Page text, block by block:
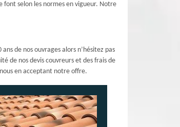
font selon les normes en vigueur. Notre
de nos ouvrages alors n’hésitez pas
de nos devis couvreurs et des frais de
en acceptant notre offre.